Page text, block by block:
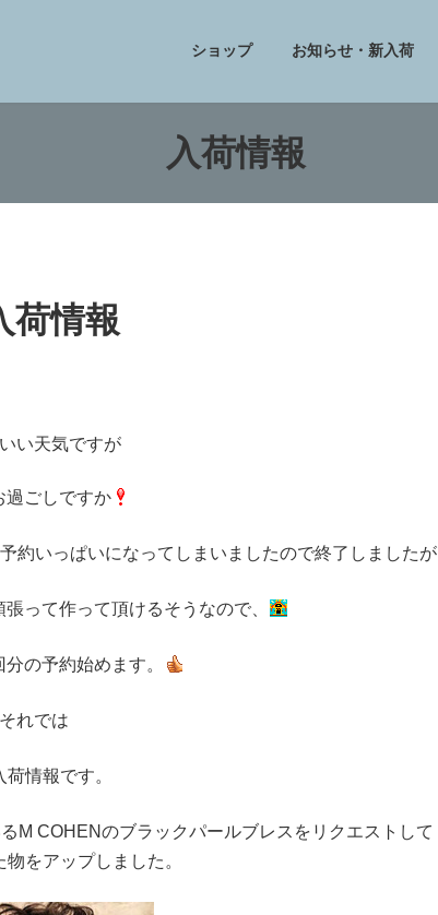
ショップ お知らせ・新入荷
入荷情報
荷情報
い天気ですが
過ごしですか
約いっぱいになってしまいましたので終了しましたが
って作って頂けるそうなので、
の予約始めます。
それでは
荷情報です。
M COHENのブラックパールブレスをリクエストして
をアップしました。